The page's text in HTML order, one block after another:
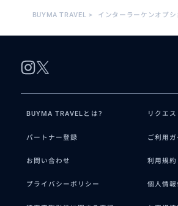
BUYMA TRAVEL > インターラーケンオプシ
BUYMA TRAVELとは? リクエ
パートナー登録 ご利用ガ
お問い合わせ 利用規約
プライバシーポリシー 個人情